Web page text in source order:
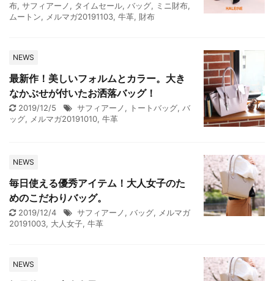
布, サフィアーノ, タイムセール, バッグ, ミニ財布,
ムートン, メルマガ20191103, 牛革, 財布
NEWS
最新作！美しいフォルムとカラー。大き
なかぶせが付いたお洒落バッグ！
2019/12/5 サフィアーノ, トートバッグ, バ
ッグ, メルマガ20191010, 牛革
NEWS
毎日使える優秀アイテム！大人女子のた
めのこだわりバッグ。
2019/12/4 サフィアーノ, バッグ, メルマガ
20191003, 大人女子, 牛革
NEWS